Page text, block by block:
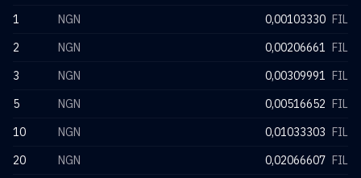
1
NGN 0,00103330 FIL
2
NGN 0,00206661 FIL
3
NGN 0,00309991 FIL
5
NGN 0,00516652 FIL
10
NGN 0,01033303 FIL
20
NGN 0,02066607 FIL